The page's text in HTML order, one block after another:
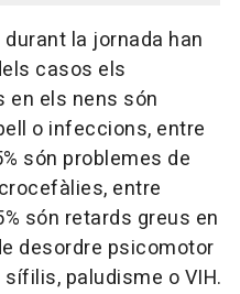
la jornada han
casos els
els nens són
o infeccions, entre
són problemes de
entre
són retards greus en
desordre psicomotor
paludisme o VIH.